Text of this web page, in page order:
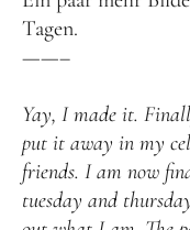
Tagen.
——–
Yay, I made it.
put it away in my
friends. I am now
tuesday and